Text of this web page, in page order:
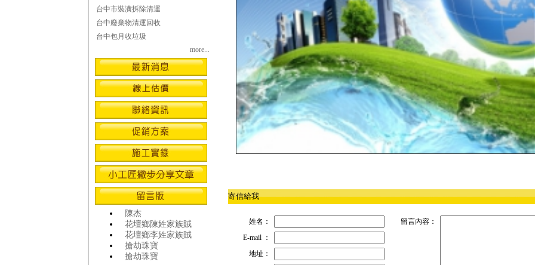
台中市裝潢拆除清運
台中廢棄物清運回收
台中包月收垃圾
more...
陳杰
花壇鄉陳姓家族賊
花壇鄉李姓家族賊
搶劫珠寶
搶劫珠寶
寄信給我
姓名：
留言內容：
E-mail ：
地址：